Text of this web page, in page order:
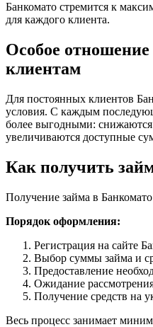
Банкомато стремится к
для каждого клиента.
Особое
клиентам
Для постоянных клиентов
условия. С каждым
более выгодными:
увеличиваются доступные
Как получить
Получение займа в
Порядок оформления:
Регистрация на сайте
Выбор суммы займа и
Предоставление
Ожидание
Получение средств на
Весь процесс занимает